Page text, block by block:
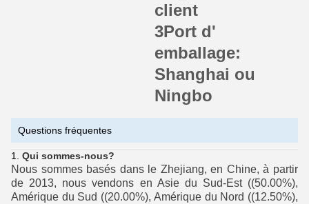
client
3Port d'
emballage:
Shanghai ou
Ningbo
Questions fréquentes
Qui sommes-nous?
Nous sommes basés dans le Zhejiang, en Chine, à partir
de 2013, nous vendons en Asie du Sud-Est ((50.00%),
Amérique du Sud ((20.00%), Amérique du Nord ((12.50%),